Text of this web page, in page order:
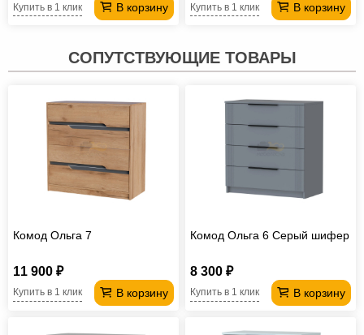
В корзину
Купить в 1 клик В корзину
Купить в 1 клик
СОПУТСТВУЮЩИЕ ТОВАРЫ
Комод Ольга 7
11 900 ₽
В корзину
Купить в 1 клик
Комод Ольга 6 Серый шифер
8 300 ₽
В корзину
Купить в 1 клик